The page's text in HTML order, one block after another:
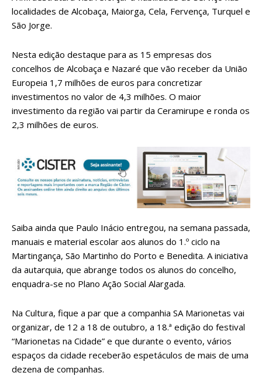
localidades de Alcobaça, Maiorga, Cela, Fervença, Turquel e
São Jorge.
Nesta edição destaque para as 15 empresas dos
concelhos de Alcobaça e Nazaré que vão receber da União
Europeia 1,7 milhões de euros para concretizar
investimentos no valor de 4,3 milhões. O maior
investimento da região vai partir da Ceramirupe e ronda os
2,3 milhões de euros.
Saiba ainda que Paulo Inácio entregou, na semana passada,
manuais e material escolar aos alunos do 1.º ciclo na
Martingança, São Martinho do Porto e Benedita. A iniciativa
da autarquia, que abrange todos os alunos do concelho,
enquadra-se no Plano Ação Social Alargada.
Na Cultura, fique a par que a companhia SA Marionetas vai
organizar, de 12 a 18 de outubro, a 18.ª edição do festival
“Marionetas na Cidade” e que durante o evento, vários
espaços da cidade receberão espetáculos de mais de uma
dezena de companhas.